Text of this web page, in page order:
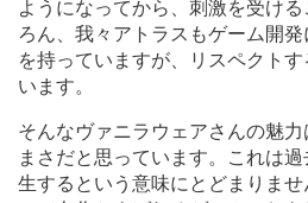
ようになってから、刺激を受け
ろん、我々アトラスもゲーム開
を持っていますが、リスペクト
います。
そんなヴァニラウェアさんの魅
まさだと思っています。これは
生するという意味にとどまりま